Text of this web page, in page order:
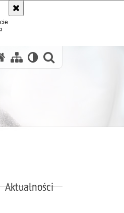
Aktualności